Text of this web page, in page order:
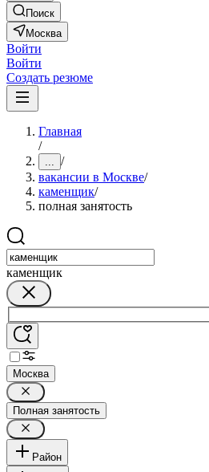
Поиск
Москва
Войти
Войти
Создать резюме
Главная
/
... /
вакансии в Москве/
каменщик/
полная занятость
каменщик
Москва
Полная занятость
Район